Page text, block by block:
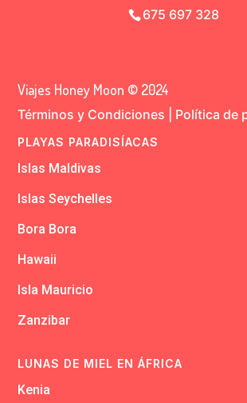
675 697 328
Viajes Honey Moon © 2024
Términos y Condiciones Política de
PLAYAS PARADISÍACAS
Islas Maldivas
Islas Seychelles
Bora Bora
Hawaii
Isla Mauricio
Zanzibar
LUNAS DE MIEL EN ÁFRICA
Kenia